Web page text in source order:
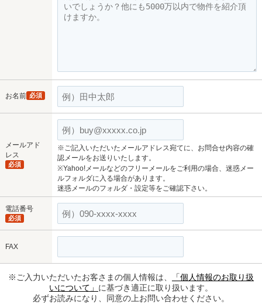
お名前 必須
メールアド
レス
必須
※ご記入いただいたメールアドレス宛てに、お問合せ内容の確
認メールをお送りいたします。
※Yahoo!メールなどのフリーメールをご利用の場合、迷惑メー
ルフォルダに入る場合があります。
迷惑メールのフォルダ・設定等をご確認下さい。
電話番号
必須
FAX
※ご入力いただいたお客さまの個人情報は、
「個人情報のお取り扱
いについて」 に基づき適正に取り扱います。
必ずお読みになり、同意の上お問い合わせください。